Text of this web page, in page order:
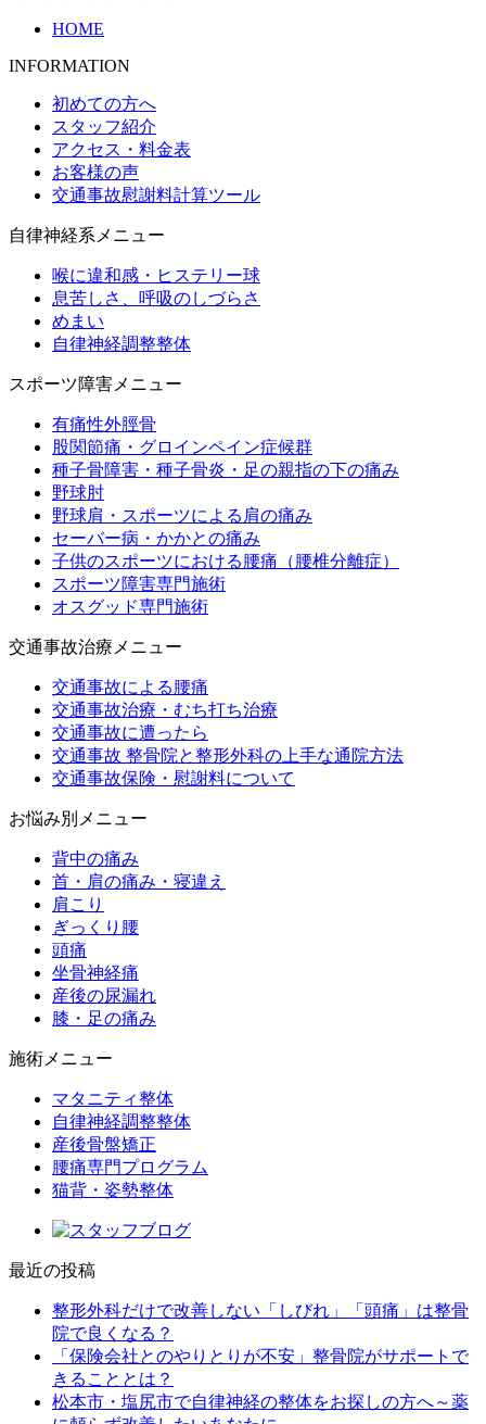
HOME
INFORMATION
初めての方へ
スタッフ紹介
アクセス・料金表
お客様の声
交通事故慰謝料計算ツール
自律神経系メニュー
喉に違和感・ヒステリー球
息苦しさ、呼吸のしづらさ
めまい
自律神経調整整体
スポーツ障害メニュー
有痛性外脛骨
股関節痛・グロインペイン症候群
種子骨障害・種子骨炎・足の親指の下の痛み
野球肘
野球肩・スポーツによる肩の痛み
セーバー病・かかとの痛み
子供のスポーツにおける腰痛（腰椎分離症）
スポーツ障害専門施術
オスグッド専門施術
交通事故治療メニュー
交通事故による腰痛
交通事故治療・むち打ち治療
交通事故に遭ったら
交通事故 整骨院と整形外科の上手な通院方法
交通事故保険・慰謝料について
お悩み別メニュー
背中の痛み
首・肩の痛み・寝違え
肩こり
ぎっくり腰
頭痛
坐骨神経痛
産後の尿漏れ
膝・足の痛み
施術メニュー
マタニティ整体
自律神経調整整体
産後骨盤矯正
腰痛専門プログラム
猫背・姿勢整体
最近の投稿
整形外科だけで改善しない「しびれ」「頭痛」は整骨
院で良くなる？
「保険会社とのやりとりが不安」整骨院がサポートで
きることとは？
松本市・塩尻市で自律神経の整体をお探しの方へ～薬